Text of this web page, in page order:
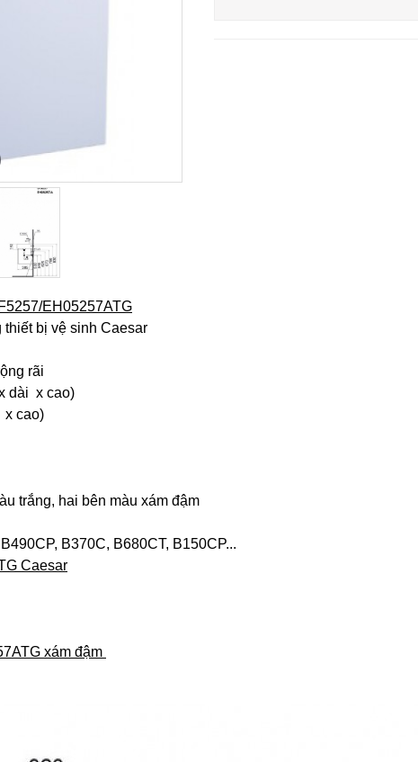
EH05257ATG
bị vệ sinh Caesar
rãi
dài x cao)
x cao)
trắng, hai bên màu xám đậm
B370C, B680CT, B150CP...
Caesar
xám đậm